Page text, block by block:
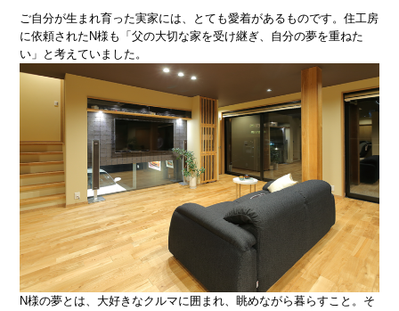
ご自分が生まれ育った実家には、とても愛着があるものです。住工房
に依頼されたN様も「父の大切な家を受け継ぎ、自分の夢を重ねた
い」と考えていました。
N様の夢とは、大好きなクルマに囲まれ、眺めながら暮らすこと。そ